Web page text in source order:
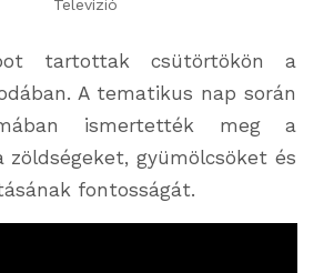
Televízió
tartottak csütörtökön a
A tematikus nap során
ismertették meg a
zöldségeket, gyümölcsöket és
fontosságát.